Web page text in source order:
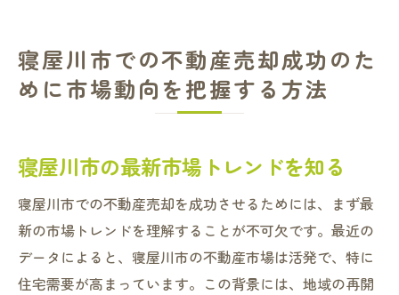
市場動向を把握するための便利なツール
不動産売却の適正価格設定のコツと寝屋川市の
寝屋川市の平均価格を参考にする
価格設定に影響を与える要因を知る
専門家に相談するメリット
価格交渉のポイント
寝屋川市での不動産売却成功のた
めに市場動向を把握する方法
寝屋川市の最新市場トレンドを知る
寝屋川市での不動産売却を成功させるためには、まず最
新の市場トレンドを理解することが不可欠です。最近の
データによると、寝屋川市の不動産市場は活発で、特に
住宅需要が高まっています。この背景には、地域の再開